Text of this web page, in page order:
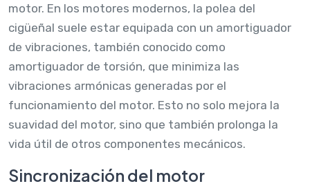
motor. En los motores modernos, la polea del
cigüeñal suele estar equipada con un amortiguador
de vibraciones, también conocido como
amortiguador de torsión, que minimiza las
vibraciones armónicas generadas por el
funcionamiento del motor. Esto no solo mejora la
suavidad del motor, sino que también prolonga la
vida útil de otros componentes mecánicos.
Sincronización del motor